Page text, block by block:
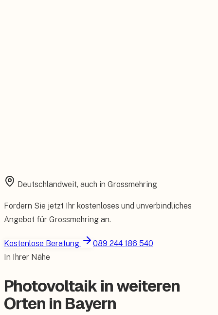
Deutschlandweit, auch in Grossmehring
Fordern Sie jetzt Ihr kostenloses und unverbindliches
Angebot für Grossmehring an.
Kostenlose Beratung
089 244 186 540
In Ihrer Nähe
Photovoltaik in weiteren
Orten in Bayern